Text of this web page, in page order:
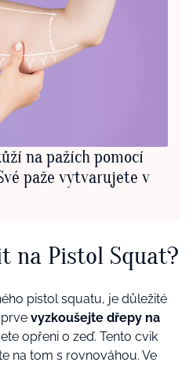
na pažích pomocí
paže vytvarujete v
na Pistol Squat?
pistol squatu, je důležité
vyzkoušejte dřepy na
opřeni o zeď. Tento cvik
na tom s rovnováhou. Ve